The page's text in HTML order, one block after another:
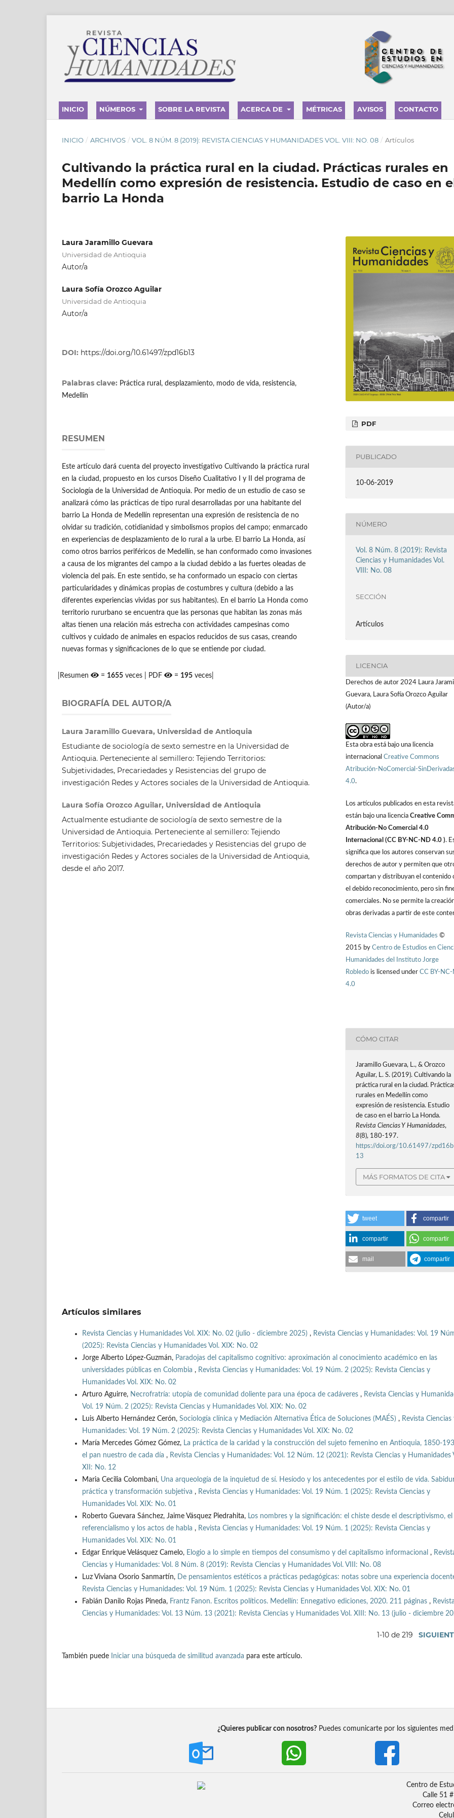
INICIO NÚMEROS SOBRE LA REVISTA ACERCA DE MÉTRICAS AVISOS CONTACTO
INICIO / ARCHIVOS / VOL. 8 NÚM. 8 (2019): REVISTA CIENCIAS Y HUMANIDADES VOL. VIII: NO. 08 / Artículos
Cultivando la práctica rural en la ciudad. Prácticas rurales en
Medellín como expresión de resistencia. Estudio de caso en
barrio La Honda
Laura Jaramillo Guevara
Universidad de Antioquia
Autor/a
Laura Sofía Orozco Aguilar
Universidad de Antioquia
Autor/a
DOI: https://doi.org/10.61497/zpd16b13
Palabras clave: Práctica rural, desplazamiento, modo de vida, resistencia,
Medellín
RESUMEN
Este artículo dará cuenta del proyecto investigativo Cultivando la práctica rural
en la ciudad, propuesto en los cursos Diseño Cualitativo I y II del programa de
Sociología de la Universidad de Antioquia. Por medio de un estudio de caso se
analizará cómo las prácticas de tipo rural desarrolladas por una habitante del
barrio La Honda de Medellín representan una expresión de resistencia de no
olvidar su tradición, cotidianidad y simbolismos propios del campo; enmarcado
en experiencias de desplazamiento de lo rural a la urbe. El barrio La Honda, así
como otros barrios periféricos de Medellín, se han conformado como invasiones
a causa de los migrantes del campo a la ciudad debido a las fuertes oleadas de
violencia del país. En este sentido, se ha conformado un espacio con ciertas
particularidades y dinámicas propias de costumbres y cultura (debido a las
diferentes experiencias vividas por sus habitantes). En el barrio La Honda como
territorio rururbano se encuentra que las personas que habitan las zonas más
altas tienen una relación más estrecha con actividades campesinas como
cultivos y cuidado de animales en espacios reducidos de sus casas, creando
nuevas formas y significaciones de lo que se entiende por ciudad.
|Resumen = 1655 veces | PDF = 195 veces|
BIOGRAFÍA DEL AUTOR/A
Laura Jaramillo Guevara, Universidad de Antioquia
Estudiante de sociología de sexto semestre en la Universidad de
Antioquia. Perteneciente al semillero: Tejiendo Territorios:
Subjetividades, Precariedades y Resistencias del grupo de
investigación Redes y Actores sociales de la Universidad de Antioquia.
Laura Sofía Orozco Aguilar, Universidad de Antioquia
Actualmente estudiante de sociología de sexto semestre de la
Universidad de Antioquia. Perteneciente al semillero: Tejiendo
Territorios: Subjetividades, Precariedades y Resistencias del grupo de
investigación Redes y Actores sociales de la Universidad de Antioquia,
desde el año 2017.
PDF
PUBLICADO
10-06-2019
NÚMERO
Vol. 8 Núm. 8 (2019): Revista
Ciencias y Humanidades Vol.
VIII: No. 08
SECCIÓN
Artículos
LICENCIA
Derechos de autor 2024 Laura
Guevara, Laura Sofía Orozco Aguilar
(Autor/a)
Esta obra está bajo una licencia
internacional Creative Commons
Atribución-NoComercial-
4.0.
Los artículos publicados en esta
están bajo una licencia Creative
Atribución-No Comercial 4.0
Internacional (CC BY-NC-ND 4.0 ).
significa que los autores conservan
derechos de autor y permiten que
compartan y distribuyan el contenido
el debido reconocimiento, pero sin
comerciales. No se permite la
obras derivadas a partir de este
Revista Ciencias y Humanidades ©
2015 by Centro de Estudios en
Humanidades del Instituto Jorge
Robledo is licensed under CC BY-
4.0
CÓMO CITAR
Jaramillo Guevara, L., & Orozco
Aguilar, L. S. (2019). Cultivando la
práctica rural en la ciudad.
rurales en Medellín como
expresión de resistencia. Estudio
de caso en el barrio La Honda.
Revista Ciencias Y Humanidades,
8(8), 180-197.
https://doi.org/10.61497/zpd16b
13
MÁS FORMATOS DE CITA
tweet compartir
compartir compartir
mail compartir
Artículos similares
Revista Ciencias y Humanidades Vol. XIX: No. 02 (julio - diciembre 2025) , Revista Ciencias y Humanidades: Vol. 19
(2025): Revista Ciencias y Humanidades Vol. XIX: No. 02
Jorge Alberto López-Guzmán, Paradojas del capitalismo cognitivo: aproximación al conocimiento académico en las
universidades públicas en Colombia , Revista Ciencias y Humanidades: Vol. 19 Núm. 2 (2025): Revista Ciencias y
Humanidades Vol. XIX: No. 02
Arturo Aguirre, Necrofratría: utopía de comunidad doliente para una época de cadáveres , Revista Ciencias y
Vol. 19 Núm. 2 (2025): Revista Ciencias y Humanidades Vol. XIX: No. 02
Luis Alberto Hernández Cerón, Sociología clínica y Mediación Alternativa Ética de Soluciones (MAÉS) , Revista Ciencias
Humanidades: Vol. 19 Núm. 2 (2025): Revista Ciencias y Humanidades Vol. XIX: No. 02
María Mercedes Gómez Gómez, La práctica de la caridad y la construcción del sujeto femenino en Antioquia, 1850-
el pan nuestro de cada día , Revista Ciencias y Humanidades: Vol. 12 Núm. 12 (2021): Revista Ciencias y Humanidades
XII: No. 12
Maria Cecilia Colombani, Una arqueología de la inquietud de sí. Hesíodo y los antecedentes por el estilo de vida.
práctica y transformación subjetiva , Revista Ciencias y Humanidades: Vol. 19 Núm. 1 (2025): Revista Ciencias y
Humanidades Vol. XIX: No. 01
Roberto Guevara Sánchez, Jaime Vásquez Piedrahita, Los nombres y la significación: el chiste desde el descriptivismo, el
referencialismo y los actos de habla , Revista Ciencias y Humanidades: Vol. 19 Núm. 1 (2025): Revista Ciencias y
Humanidades Vol. XIX: No. 01
Edgar Enrique Velásquez Camelo, Elogio a lo simple en tiempos del consumismo y del capitalismo informacional ,
Ciencias y Humanidades: Vol. 8 Núm. 8 (2019): Revista Ciencias y Humanidades Vol. VIII: No. 08
Luz Viviana Osorio Sanmartín, De pensamientos estéticos a prácticas pedagógicas: notas sobre una experiencia
Revista Ciencias y Humanidades: Vol. 19 Núm. 1 (2025): Revista Ciencias y Humanidades Vol. XIX: No. 01
Fabián Danilo Rojas Pineda, Frantz Fanon. Escritos políticos. Medellín: Ennegativo ediciones, 2020. 211 páginas ,
Ciencias y Humanidades: Vol. 13 Núm. 13 (2021): Revista Ciencias y Humanidades Vol. XIII: No. 13 (julio - diciembre
1-10 de 219
También puede Iniciar una búsqueda de similitud avanzada para este artículo.
¿Quieres publicar con nosotros?Puedes comunicarte por los siguientes
Centro de
Calle 51
Correo